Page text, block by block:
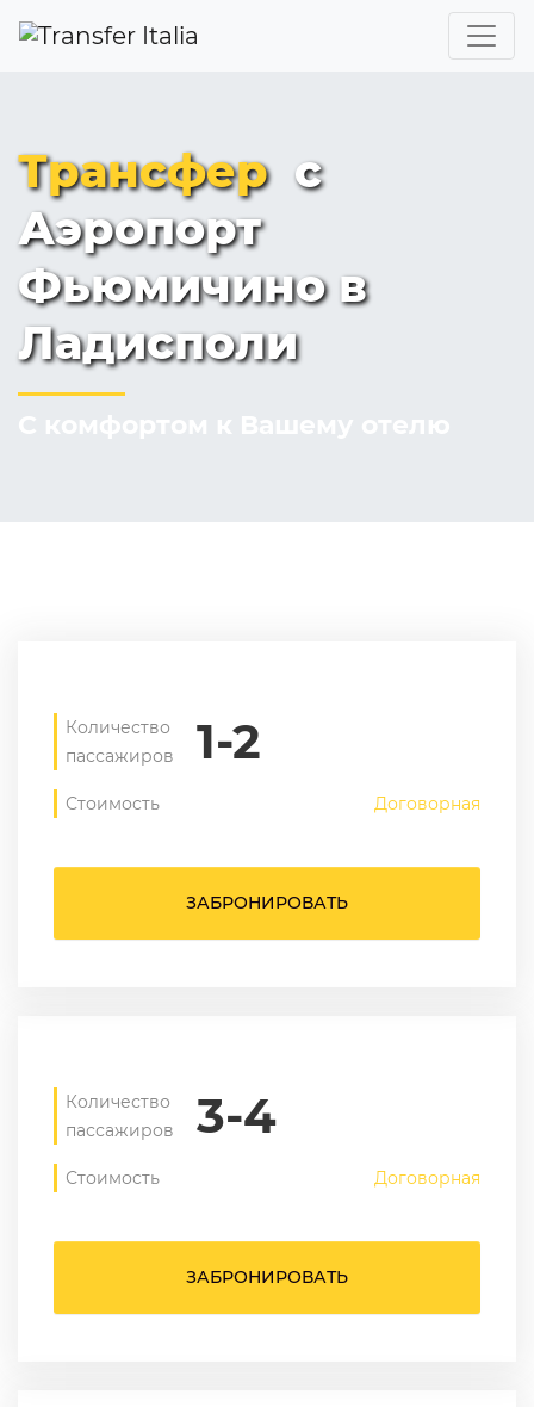
Трансферс
Аэропорт
Фьюмичино в
Ладисполи
Количество
пассажиров
1-2
Стоимость Договорная
ЗАБРОНИРОВАТЬ
Количество
пассажиров
3-4
Стоимость Договорная
ЗАБРОНИРОВАТЬ